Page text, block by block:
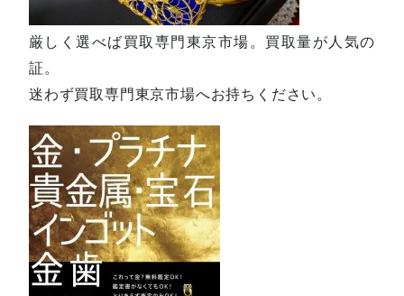
厳しく選べば買取専門東京市場。買取量が人気の
証。
迷わず買取専門東京市場へお持ちください。